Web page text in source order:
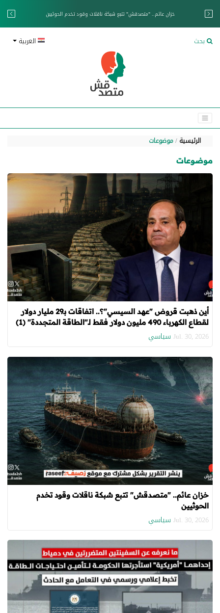
خزان عائم.. "متصدقش" تتبع شبكة ناقلات وقود تخدم الحوثيين
بحث العربية
الرئيسية موضوعات
موضوعات
أين ذهبت قروض "عهد السيسي"؟.. اتفاقات بـ29 مليار دولار
لقطاع الكهرباء 490 مليون دولار فقط لـ"الطاقة المتجددة" (1)
Jul. 30, 2026 سياسي
خزان عائم.. "متصدقش" تتبع شبكة ناقلات وقود تخدم
الحوثيين
Jul. 30, 2026 سياسي